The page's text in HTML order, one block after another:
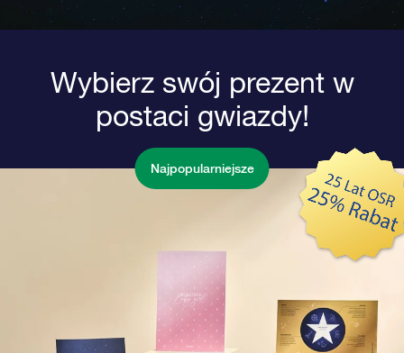
Wybierz swój prezent w
postaci gwiazdy!
Najpopularniejsze